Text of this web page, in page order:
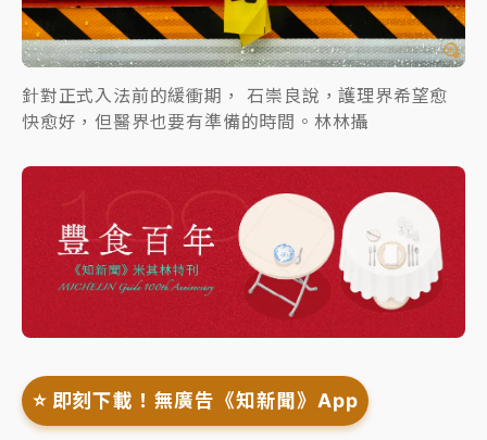
針對正式入法前的緩衝期， 石崇良說，護理界希望愈
快愈好，但醫界也要有準備的時間。林林攝
⭐️ 即刻下載！無廣告《知新聞》App